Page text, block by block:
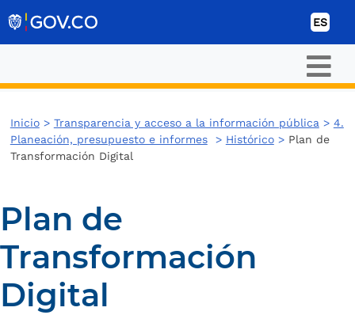
ES
Inicio> Transparencia y acceso a la información pública > 4.
Planeación, presupuesto e informes> Histórico> Plan de
Transformación Digital
Plan de
Transformación
Digital